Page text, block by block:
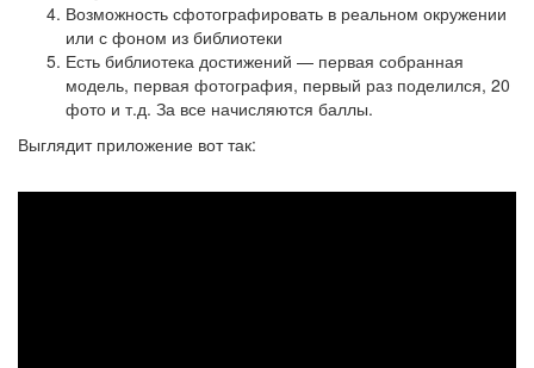
Возможность сфотографировать в реальном окружении
или с фоном из библиотеки
Есть библиотека достижений — первая собранная
модель, первая фотография, первый раз поделился, 20
фото и т.д. За все начисляются баллы.
Выглядит приложение вот так: